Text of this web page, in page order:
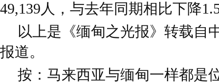
49,139人，与去年同期相比下降
以上是《缅甸之光报》转载自
报道。
按：马来西亚与缅甸一样都是